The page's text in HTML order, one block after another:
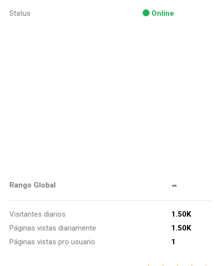
Status Online
Rango Global -
Visitantes diarios
1.50K
Páginas vistas diariamente
1.50K
Páginas vistas pro usuario
1